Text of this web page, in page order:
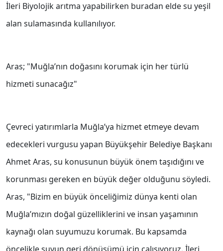
İleri Biyolojik arıtma yapabilirken buradan elde su yeşil
alan sulamasında kullanılıyor.
Aras; "Muğla’nın doğasını korumak için her türlü
hizmeti sunacağız"
Çevreci yatırımlarla Muğla’ya hizmet etmeye devam
edecekleri vurgusu yapan Büyükşehir Belediye Başkanı
Ahmet Aras, su konusunun büyük önem taşıdığını ve
korunması gereken en büyük değer olduğunu söyledi.
Aras, "Bizim en büyük önceliğimiz dünya kenti olan
Muğla’mızın doğal güzelliklerini ve insan yaşamının
kaynağı olan suyumuzu korumak. Bu kapsamda